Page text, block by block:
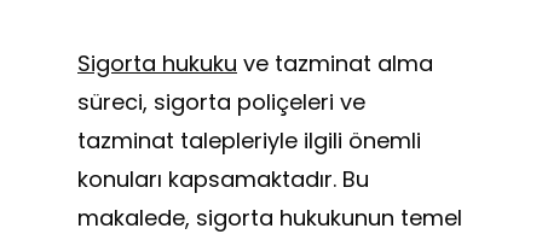
Sigorta hukuku ve tazminat alma
süreci, sigorta poliçeleri ve
tazminat talepleriyle ilgili önemli
konuları kapsamaktadır. Bu
makalede, sigorta hukukunun temel